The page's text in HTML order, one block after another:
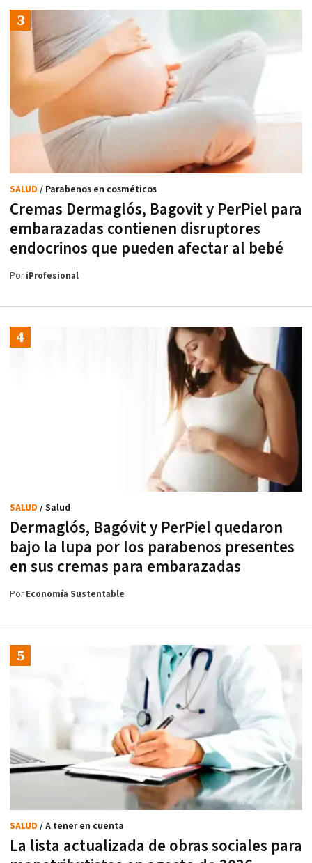
Cremas Dermaglós, Bagovit y PerPiel para
embarazadas contienen disruptores
endocrinos que pueden afectar al bebé
SALUD / Parabenos en cosméticos
PoriProfesional
Dermaglós, Bagóvit y PerPiel quedaron
bajo la lupa por los parabenos presentes
en sus cremas para embarazadas
SALUD / Salud
PorEconomía Sustentable
La lista actualizada de obras sociales para
SALUD / A tener en cuenta